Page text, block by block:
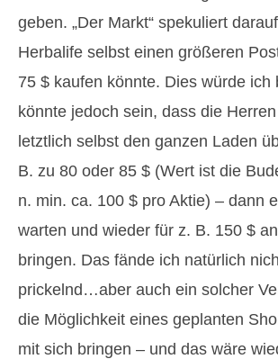
geben. „Der Markt“ spekuliert
Herbalife selbst einen größeren
75 $ kaufen könnte. Dies würde ich
könnte jedoch sein, dass die
letztlich selbst den ganzen Laden
B. zu 80 oder 85 $ (Wert ist die
n. min. ca. 100 $ pro Aktie) – dann
warten und wieder für z. B. 150 $
bringen. Das fände ich natürlich
prickelnd…aber auch ein solcher
die Möglichkeit eines geplanten
mit sich bringen – und das wäre